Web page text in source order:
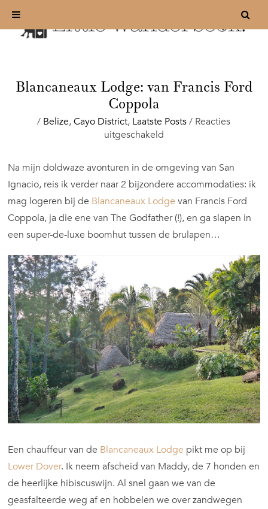
Blancaneaux Lodge: van Francis Ford
Coppola
/ Belize,Cayo District, Laatste Posts/ Reacties
uitgeschakeldvoor
van
Francis
Ford
Coppola
Na mijn doldwaze avonturen in de omgeving van San
Ignacio, reis ik verder naar 2 bijzondere accommodaties: ik
mag logeren bij de Blancaneaux Lodge van Francis Ford
Coppola, ja die ene van The Godfather (!), en ga slapen in
een super-de-luxe boomhut tussen de brulapen…
Een chauffeur van de Blancaneaux Lodge pikt me op bij
Lower Dover. Ik neem afscheid van Maddy, de 7 honden en
de heerlijke hibiscuswijn. Al snel gaan we van de
geasfalteerde weg af en hobbelen we over zandwegen